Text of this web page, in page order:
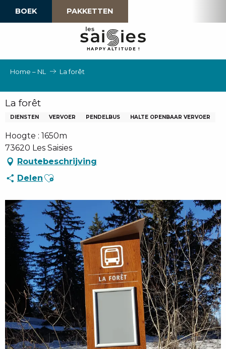
BOEK PAKKETTEN
HAPPY ALTI TU D E !
Home – NL La forêt
La forêt
DIENSTEN VERVOER PENDELBUS HALTE OPENBAAR VERVOER
Hoogte : 1650m
73620 Les Saisies
Routebeschrijving
Delen Ajouter aux favoris